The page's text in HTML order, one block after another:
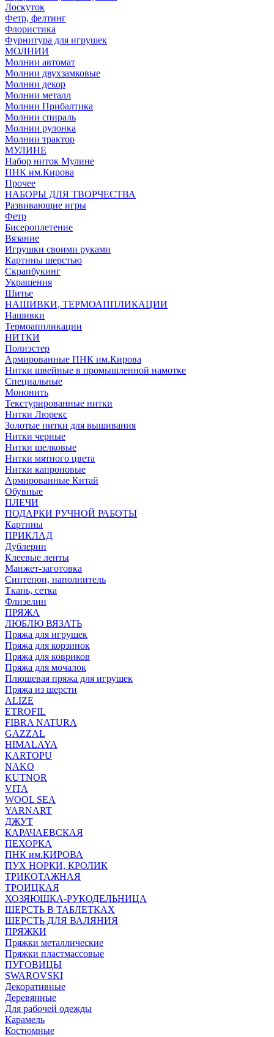
Лоскуток
Фетр, фелтинг
Флористика
Фурнитура для игрушек
МОЛНИИ
Молнии автомат
Молнии двухзамковые
Молнии декор
Молнии металл
Молнии Прибалтика
Молнии спираль
Молнии рулонка
Молнии трактор
МУЛИНЕ
Набор ниток Мулине
ПНК им.Кирова
Прочее
НАБОРЫ ДЛЯ ТВОРЧЕСТВА
Развивающие игры
Фетр
Бисероплетение
Вязание
Игрушки своими руками
Картины шерстью
Скрапбукинг
Украшения
Шитье
НАШИВКИ, ТЕРМОАППЛИКАЦИИ
Нашивки
Термоаппликации
НИТКИ
Полиэстер
Армированные ПНК им.Кирова
Нитки швейные в промышленной намотке
Специальные
Мононить
Текстурированные нитки
Нитки Люрекс
Золотые нитки для вышивания
Нитки черные
Нитки шелковые
Нитки мятного цвета
Нитки капроновые
Армированные Китай
Обувные
ПЛЕЧИ
ПОДАРКИ РУЧНОЙ РАБОТЫ
Картины
ПРИКЛАД
Дублерин
Клеевые ленты
Манжет-заготовка
Синтепон, наполнитель
Ткань, сетка
Флизелин
ПРЯЖА
ЛЮБЛЮ ВЯЗАТЬ
Пряжа для игрушек
Пряжа для корзинок
Пряжа для ковриков
Пряжа для мочалок
Плюшевая пряжа для игрушек
Пряжа из шерсти
ALIZE
ETROFIL
FIBRA NATURA
GAZZAL
HIMALAYA
KARTOPU
NAKO
KUTNOR
VITA
WOOL SEA
YARNART
ДЖУТ
КАРАЧАЕВСКАЯ
ПЕХОРКА
ПНК им.КИРОВА
ПУХ НОРКИ, КРОЛИК
ТРИКОТАЖНАЯ
ТРОИЦКАЯ
ХОЗЯЮШКА-РУКОДЕЛЬНИЦА
ШЕРСТЬ В ТАБЛЕТКАХ
ШЕРСТЬ ДЛЯ ВАЛЯНИЯ
ПРЯЖКИ
Пряжки металлические
Пряжки пластмассовые
ПУГОВИЦЫ
SWAROVSKI
Декоративные
Деревянные
Для рабочей одежды
Карамель
Костюмные